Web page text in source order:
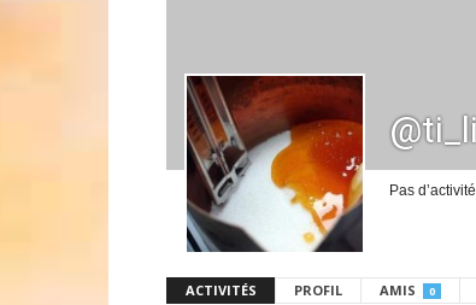
Pas
ACTIVITÉS PROFIL AMIS 0